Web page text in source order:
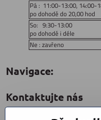
Pá : 11:00-13:00, 14:00-
po dohodě do 20,00 hod
So: 9:30-13:00
po dohodě i déle
Ne : zavřeno
Navigace:
Kontaktujte nás